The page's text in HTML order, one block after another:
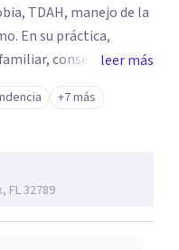
En su práctica,
consejería de
terapia conductual
terapia de atención
Mindfulness y
se asegurará de
mejor atención que
leer más
+7 más
FL 32789